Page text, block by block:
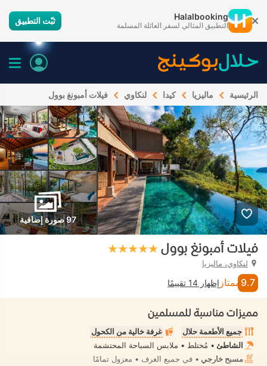
Halalbooking
التطبيق المثالي لسفر العائلة المسلمة ثبّت التطبيق
الرئيسية ماليزيا كيدا لنكاوي فيلات أمبونغ بوول
97 صورة إضافية
فيلات أمبونغ بوول
لنكاوي، ماليزيا
9.7 ممتاز إظهار 14 تقييمًا
مميزات مناسبة للمسلمين
جميع الأطعمة حلال
غرفة خالية من الكحول
الشاطئ • مُختلط • ملابس السباحة المحتشمة
مسبح خارجي • في جميع الغرف • معزول تمامًا